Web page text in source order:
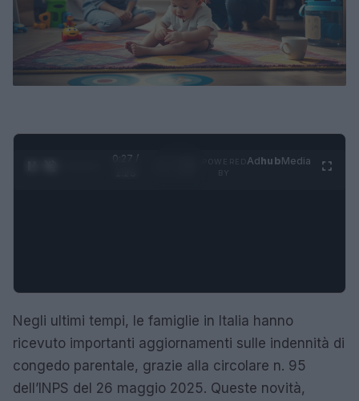
0:28 /
AdhubMedia
Negli ultimi tempi, le famiglie in Italia hanno
ricevuto importanti aggiornamenti sulle indennità di
congedo parentale, grazie alla circolare n. 95
dell’INPS del 26 maggio 2025. Queste novità,